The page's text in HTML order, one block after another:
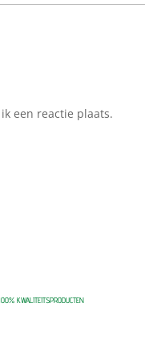
een reactie plaats.
KWALITEITSPRODUCTEN